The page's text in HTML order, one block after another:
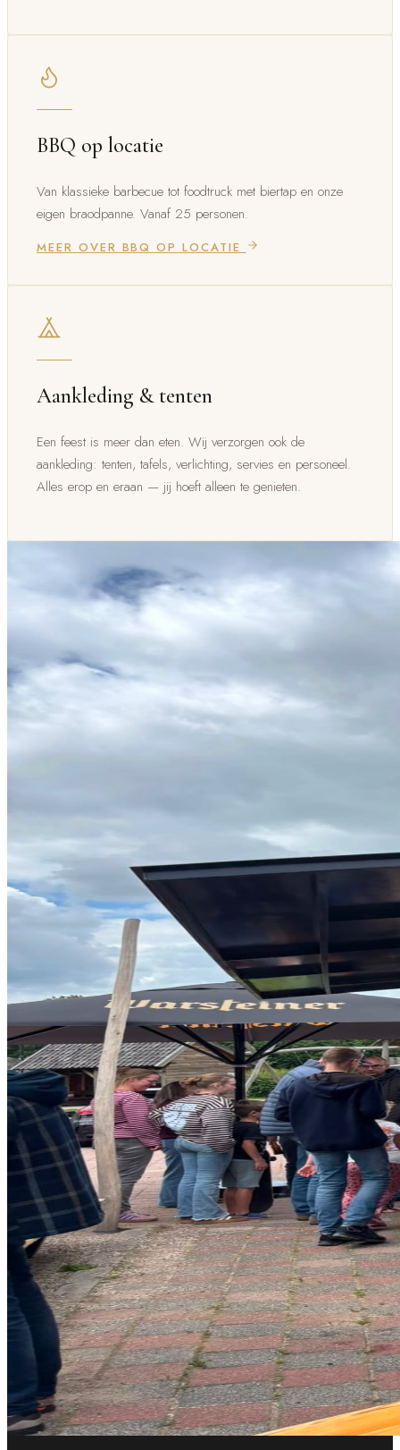
BBQ op locatie
Van klassieke barbecue tot foodtruck met biertap en onze
eigen braodpanne. Vanaf 25 personen.
MEER OVER BBQ OP LOCATIE
Aankleding & tenten
Een feest is meer dan eten. Wij verzorgen ook de
aankleding: tenten, tafels, verlichting, servies en personeel.
Alles erop en eraan — jij hoeft alleen te genieten.